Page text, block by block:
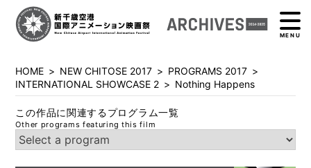
MENU
HOME > NEW CHITOSE 2017 > PROGRAMS 2017 >
INTERNATIONAL SHOWCASE 2 > Nothing Happens
この作品に関連するプログラム一覧
Other programs featuring this film